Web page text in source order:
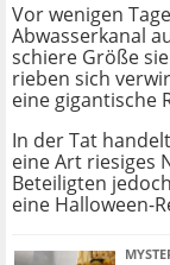
Vor wenigen
Abwasserkanal
schiere Größe
rieben sich
eine gigantische
In der Tat
eine Art riesiges
Beteiligten
eine Halloween-